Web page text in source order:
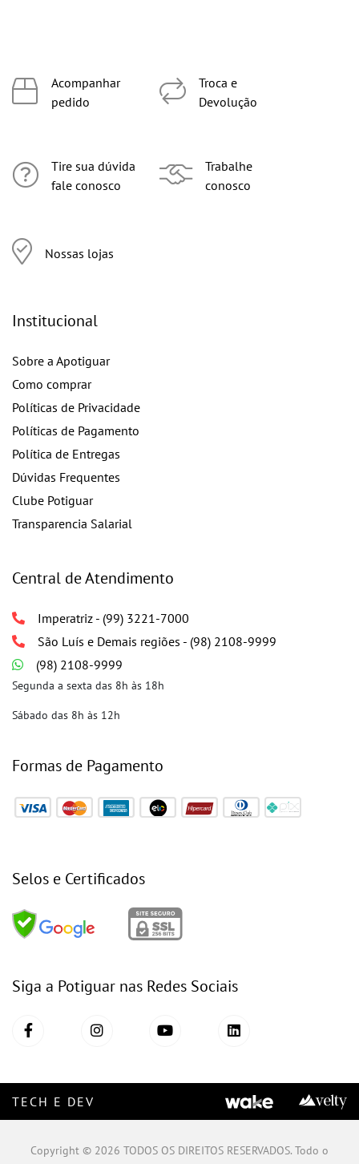
Acompanhar
pedido
Tire sua dúvida
fale conosco
Nossas lojas
Troca e
Devolução
Trabalhe
conosco
Institucional
Sobre a Apotiguar
Como comprar
Políticas de Privacidade
Políticas de Pagamento
Política de Entregas
Dúvidas Frequentes
Clube Potiguar
Transparencia Salarial
Central de Atendimento
Imperatriz - (99) 3221-7000
São Luís e Demais regiões - (98) 2108-9999
(98) 2108-9999
Segunda a sexta das 8h às 18h
Sábado das 8h às 12h
Formas de Pagamento
Selos e Certificados
Siga a Potiguar nas Redes Sociais
TECH E DEV
Copyright © 2026 TODOS OS DIREITOS RESERVADOS. Todo o